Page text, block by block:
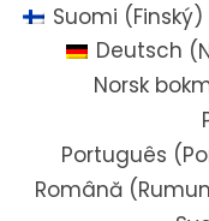
Suomi (Finský)
Deutsch (
Norsk
Português (
Română(